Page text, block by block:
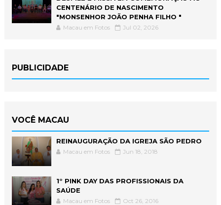
CENTENÁRIO DE NASCIMENTO
"MONSENHOR JOÃO PENHA FILHO "
Macau em Fotos Jul 02, 2026
PUBLICIDADE
VOCÊ MACAU
REINAUGURAÇÃO DA IGREJA SÃO PEDRO
Macau em Fotos Jun 18, 2018
1° PINK DAY DAS PROFISSIONAIS DA
SAÚDE
Macau em Fotos Oct 26, 2016